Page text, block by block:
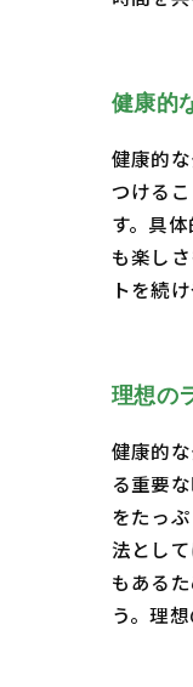
健康的
健康的
つける
す。具
も楽し
トを続
理想の
健康的
る重要
をたっ
法とし
もある
う。理